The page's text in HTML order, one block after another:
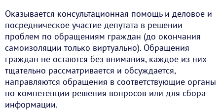
Оказывается консультационная помощь и деловое и
посредническое участие депутата в решении
проблем по обращениям граждан (до окончания
самоизоляции только виртуально). Обращения
граждан не остаются без внимания, каждое из них
тщательно рассматривается и обсуждается,
направляются обращения в соответствующие органы
по компетенции решения вопросов или для сбора
информации.